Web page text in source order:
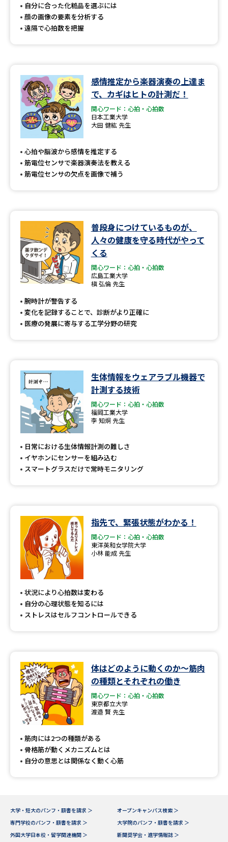
Ｑ＆Ａ よくあるご質問
お支払いサイト
特定商取引表記
テレメール進学カタログ
自分に合った化粧品を選ぶには
顔の画像の要素を分析する
遠隔で心拍数を把握
感情推定から楽器演奏の上達ま
で、カギはヒトの計測だ！
関心ワード：心拍・心拍数
日本工業大学
大田 健紘 先生
心拍や脳波から感情を推定する
筋電位センサで楽器演奏法を教える
筋電位センサの欠点を画像で補う
普段身につけているものが、
人々の健康を守る時代がやって
くる
関心ワード：心拍・心拍数
広島工業大学
槇 弘倫 先生
腕時計が警告する
変化を記録することで、診断がより正確に
医療の発展に寄与する工学分野の研究
生体情報をウェアラブル機器で
計測する技術
関心ワード：心拍・心拍数
福岡工業大学
李 知炯 先生
日常における生体情報計測の難しさ
イヤホンにセンサーを組み込む
スマートグラスだけで常時モニタリング
指先で、緊張状態がわかる！
関心ワード：心拍・心拍数
東洋英和女学院大学
小林 能成 先生
状況により心拍数は変わる
自分の心理状態を知るには
ストレスはセルフコントロールできる
体はどのように動くのか～筋肉
の種類とそれぞれの働き
関心ワード：心拍・心拍数
東京都立大学
渡邉 賢 先生
筋肉には2つの種類がある
骨格筋が動くメカニズムとは
自分の意思とは関係なく動く心筋
大学・短大のパンフ・願書を請求 ＞
オープンキャンパス検索 ＞
専門学校のパンフ・願書を請求 ＞
大学院のパンフ・願書を請求 ＞
外国大学日本校・留学関連機関 ＞
新聞奨学会・進学情報誌 ＞